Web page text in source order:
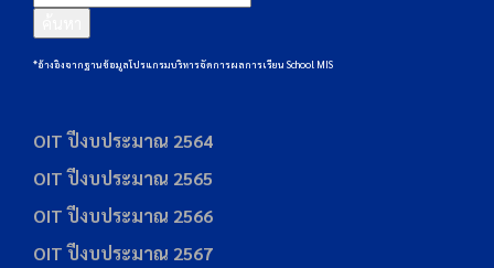
*อ้างอิงจากฐานข้อมูลโปรแกรมบริหารจัดการผลการเรียน School MIS
OIT ปีงบประมาณ 2564
OIT ปีงบประมาณ 2565
OIT ปีงบประมาณ 2566
OIT ปีงบประมาณ 2567